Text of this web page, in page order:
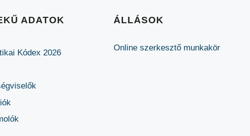
ADATOK
Kódex 2026
ÁLLÁSOK
Online szerkesztő munkakör